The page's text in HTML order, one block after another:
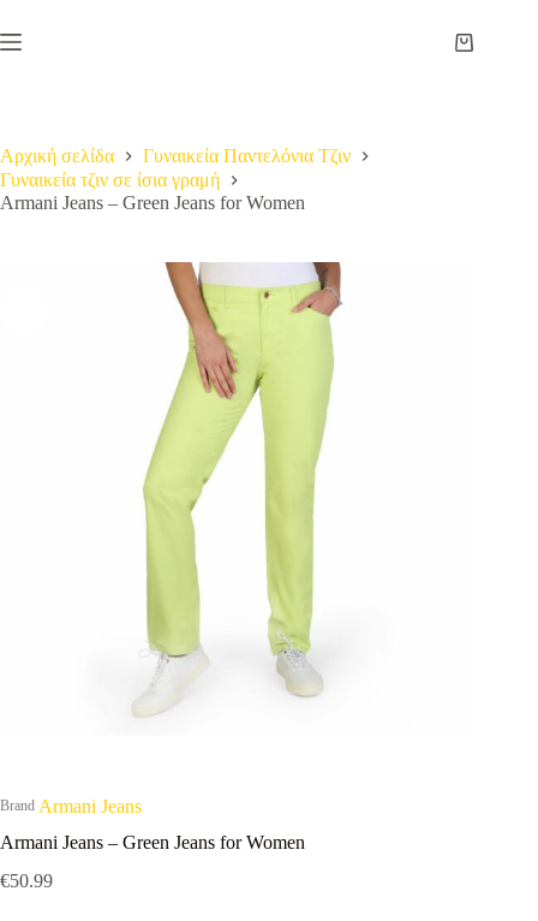
στο
περιεχόμενο
Καλάθι
Αρχική σελίδα
Γυναικεία Παντελόνια Τζιν
Γυναικεία τζιν σε ίσια γραμή
Armani Jeans – Green Jeans for Women
Brand Armani Jeans
Armani Jeans – Green Jeans for Women
€50.99